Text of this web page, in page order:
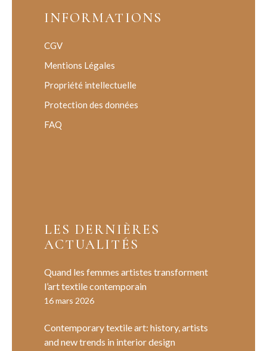
INFORMATIONS
CGV
Mentions Légales
Propriété intellectuelle
Protection des données
FAQ
LES DERNIÈRES
ACTUALITÉS
Quand les femmes artistes transforment
l’art textile contemporain
16 mars 2026
Contemporary textile art: history, artists
and new trends in interior design